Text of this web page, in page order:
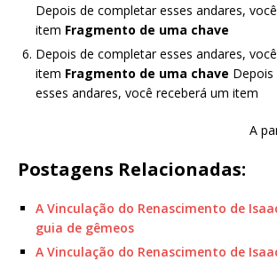
Depois de completar esses andares,
item Fragmento de uma chave
Depois de completar esses andares,
item Fragmento de uma chave
esses andares, você receberá um item
A
Postagens Relacionadas:
A Vinculação do Renascimento de
guia de gêmeos
A Vinculação do Renascimento de